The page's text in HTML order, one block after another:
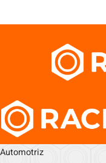
Automotriz